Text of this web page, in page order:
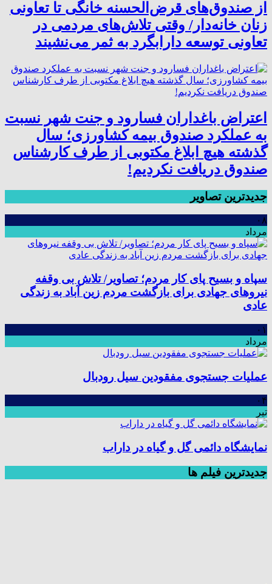
از صندوق‌های قرض‌الحسنه خانگی تا تعاونی
زنان خانه‌دار/ وقتی تلاش‌های مردمی در
تعاونی توسعه دارابگرد به ثمر می‌نشیند
اعتراض باغداران فسارود و جنت شهر نسبت
به عملکرد صندوق بیمه کشاورزی؛ سال
گذشته هیچ ابلاغ مکتوبی از طرف کارشناس
صندوق دریافت نکردیم!
جدیدترین تصاویر
۰۸
مرداد
سپاه و بسیح پای کار مردم؛ تصاویر/ تلاش بی وقفه
نیروهای جهادی برای بازگشت مردم زین آباد به زندگی
عادی
۰۱
مرداد
عملیات جستجوی مفقودین سیل رودبال
۰۴
تیر
نمایشگاه دائمی گل و گیاه در داراب
جديدترين فیلم ها